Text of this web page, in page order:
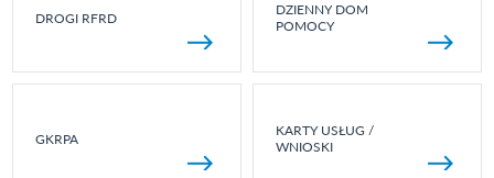
DROGI RFRD
DZIENNY DOM
POMOCY
GKRPA
KARTY USŁUG /
WNIOSKI